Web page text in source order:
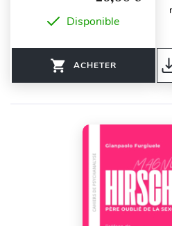
Disponible
ACHETER